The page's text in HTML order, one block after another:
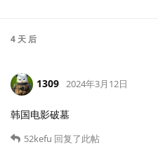
4 天 后
1309 2024年3月12日
韩国电影破墓
52kefu 回复了此帖